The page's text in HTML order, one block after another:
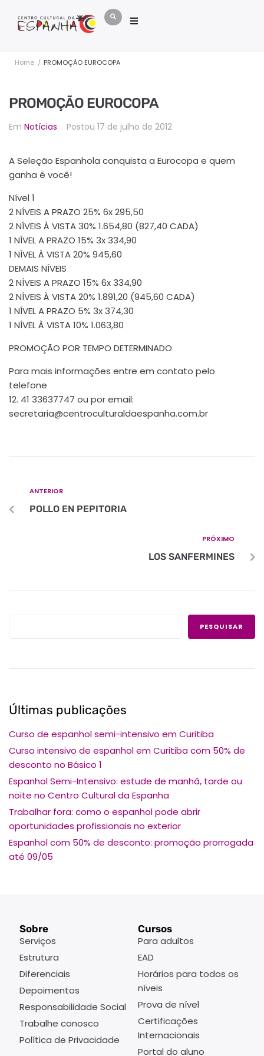
Home / PROMOÇÃO EUROCOPA
PROMOÇÃO EUROCOPA
Em Notícias Postou 17 de julho de 2012
A Seleção Espanhola conquista a Eurocopa e quem
ganha é você!
Nível 1
2 NÍVEIS A PRAZO 25% 6x 295,50
2 NÍVEIS À VISTA 30% 1.654,80 (827,40 CADA)
1 NÍVEL A PRAZO 15% 3x 334,90
1 NÍVEL À VISTA 20% 945,60
DEMAIS NÍVEIS
2 NÍVEIS A PRAZO 15% 6x 334,90
2 NÍVEIS À VISTA 20% 1.891,20 (945,60 CADA)
1 NÍVEL A PRAZO 5% 3x 374,30
1 NÍVEL À VISTA 10% 1.063,80
PROMOÇÃO POR TEMPO DETERMINADO
Para mais informações entre em contato pelo
telefone
12. 41 33637747 ou por email:
secretaria@centroculturaldaespanha.com.br
ANTERIOR
POLLO EN PEPITORIA
PRÓXIMO
LOS SANFERMINES
PESQUISAR
Últimas publicações
Curso de espanhol semi-intensivo em Curitiba
Curso intensivo de espanhol em Curitiba com 50% de
desconto no Básico 1
Espanhol Semi-Intensivo: estude de manhã, tarde ou
noite no Centro Cultural da Espanha
Trabalhar fora: como o espanhol pode abrir
oportunidades profissionais no exterior
Espanhol com 50% de desconto: promoção prorrogada
até 09/05
Sobre
Serviços
Estrutura
Diferenciais
Depoimentos
Responsabilidade Social
Trabalhe conosco
Política de Privacidade
Cursos
Para adultos
EAD
Horários para todos os
níveis
Prova de nível
Certificações
Internacionais
Portal do aluno